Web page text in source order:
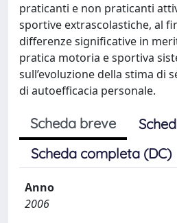
praticanti e non praticanti
sportive extrascolastiche, al
differenze significative in
pratica motoria e sportiva
sull’evoluzione della stima di
di autoefficacia personale.
Scheda breve
Scheda completa (DC)
Anno
2006